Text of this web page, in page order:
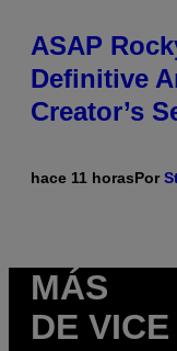
ASAP
Definitive
Creator’s
hace 11 horasPor
MÁS
DE VICE